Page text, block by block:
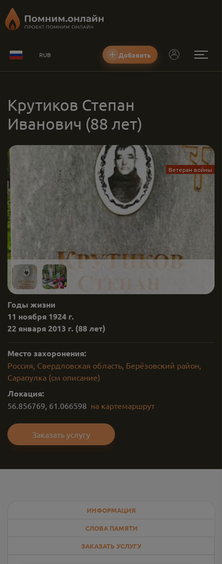
RUB Добавить
Крутиков Степан
Иванович (88 лет)
Ветеран войны
Годы жизни
11 ноября 1924 г.
22 января 2013 г. (88 лет)
Место захоронения:
Россия, Свердловская область, Берёзовский район,
Сарапулка (см описание)
Локация:
56.856769, 61.066598 на картемаршрут
Заказать услугу
ИНФОРМАЦИЯ
СЛОВА ПАМЯТИ
ЗАКАЗАТЬ УСЛУГУ